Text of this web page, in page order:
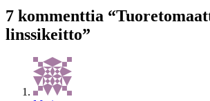
7 kommenttia
linssikeitto”